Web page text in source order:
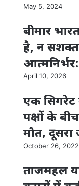
May 5, 2024
बीमार
है, न
आत्मनिर्भर:
April 10, 2026
एक सिगरेट
पक्षों के
मौत,
October 26, 2022
ताजमहल